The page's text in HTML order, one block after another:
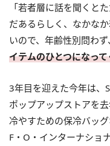
「若者層に話を聞くと
だあるらしく、なかな
いので、年齢性別問わず、
イテムのひとつになっ
3年目を迎えた今年は、
ポップアップストアを
冷やすための保冷バッ
F・O・インターナショ